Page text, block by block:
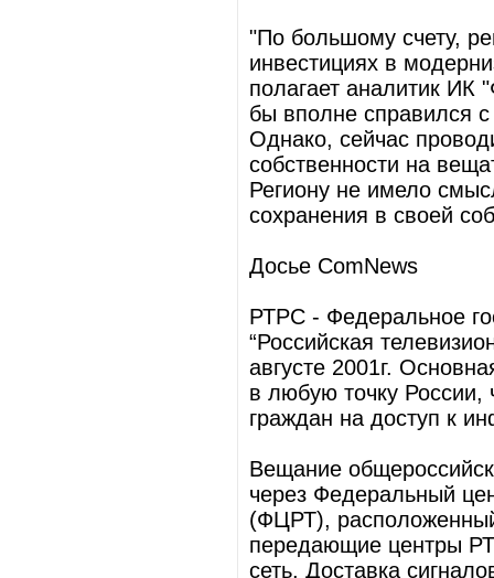
"По большому счету,
инвестициях в
полагает аналитик ИК
бы вполне справился с
Однако, сейчас
собственности на
Региону не имело
сохранения в своей
Досье ComNews
РТРС - Федеральное
“Российская
августе 2001г.
в любую точку России,
граждан на доступ к
Вещание
через Федеральный
(ФЦРТ),
передающие центры
сеть. Доставка